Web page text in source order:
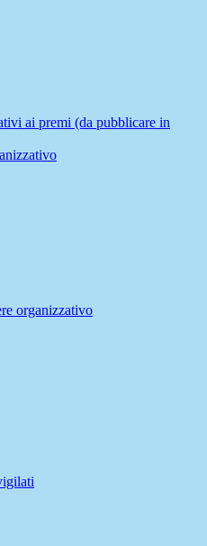
ai premi (da pubblicare in
organizzativo